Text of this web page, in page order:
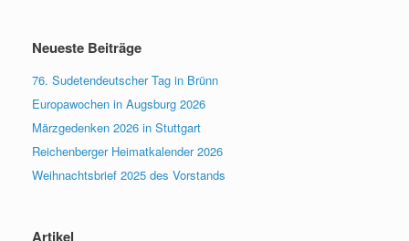
Neueste Beiträge
76. Sudetendeutscher Tag in Brünn
Europawochen in Augsburg 2026
Märzgedenken 2026 in Stuttgart
Reichenberger Heimatkalender 2026
Weihnachtsbrief 2025 des Vorstands
Artikel